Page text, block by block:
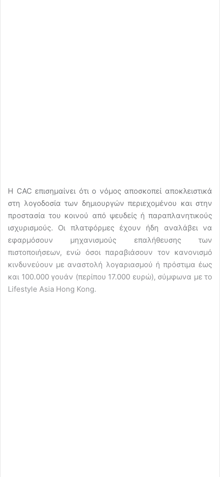
Η CAC επισημαίνει ότι ο νόμος αποσκοπεί αποκλειστικά
στη λογοδοσία των δημιουργών περιεχομένου και στην
προστασία του κοινού από ψευδείς ή παραπλανητικούς
ισχυρισμούς. Οι πλατφόρμες έχουν ήδη αναλάβει να
εφαρμόσουν μηχανισμούς επαλήθευσης των
πιστοποιήσεων, ενώ όσοι παραβιάσουν τον κανονισμό
κινδυνεύουν με αναστολή λογαριασμού ή πρόστιμα έως
και 100.000 γουάν (περίπου 17.000 ευρώ), σύμφωνα με το
Lifestyle Asia Hong Kong.